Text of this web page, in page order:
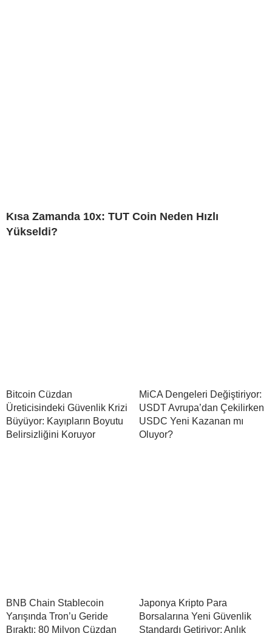
Kısa Zamanda 10x: TUT Coin Neden Hızlı
Yükseldi?
Bitcoin Cüzdan
Üreticisindeki Güvenlik Krizi
Büyüyor: Kayıpların Boyutu
Belirsizliğini Koruyor
MiCA Dengeleri Değiştiriyor:
USDT Avrupa’dan Çekilirken
USDC Yeni Kazanan mı
Oluyor?
BNB Chain Stablecoin
Yarışında Tron’u Geride
Bıraktı: 80 Milyon Cüzdan
Japonya Kripto Para
Borsalarına Yeni Güvenlik
Standardı Getiriyor: Anlık